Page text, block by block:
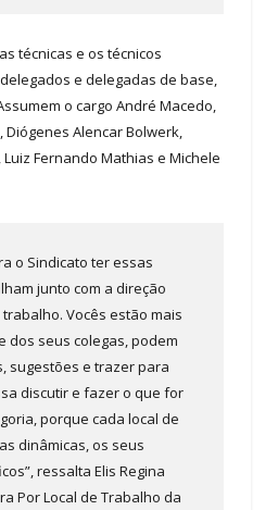
técnicas e os técnicos
e delegadas de base,
o cargo André Macedo,
Diógenes Alencar Bolwerk,
Fernando Mathias e Michele
o Sindicato ter essas
junto com a direção
Vocês estão mais
dos seus colegas, podem
sugestões e trazer para
discutir e fazer o que for
porque cada local de
dinâmicas, os seus
ressalta Elis Regina
Por Local de Trabalho da